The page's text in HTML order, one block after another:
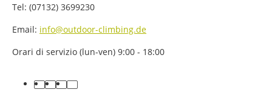
Tel: (07132) 3699230
Email: info@outdoor-climbing.de
Orari di servizio (lun-ven) 9:00 - 18:00
facebook
youtube
instagram
tiktok